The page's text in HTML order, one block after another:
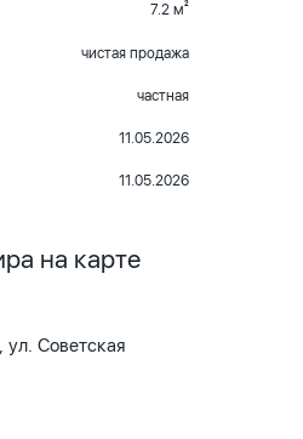
7.2 м²
чистая продажа
частная
11.05.2026
11.05.2026
на карте
Советская